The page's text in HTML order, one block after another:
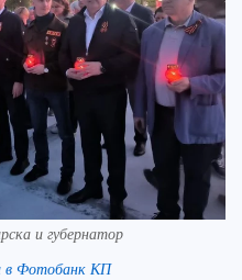
и губернатор
в Фотобанк КП